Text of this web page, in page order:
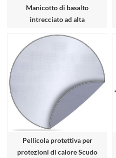
Manicotto di basalto
intrecciato ad alta
Pellicola protettiva per
protezioni di calore Scudo